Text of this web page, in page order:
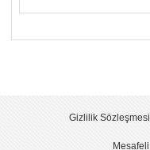
Gizlilik Sözleşmesi